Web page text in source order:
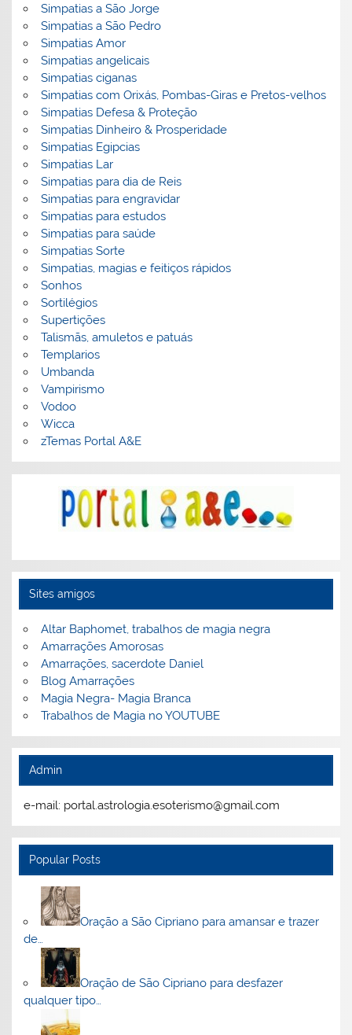
Simpatias a São Jorge
Simpatias a São Pedro
Simpatias Amor
Simpatias angelicais
Simpatias ciganas
Simpatias com Orixás, Pombas-Giras e Pretos-velhos
Simpatias Defesa & Proteção
Simpatias Dinheiro & Prosperidade
Simpatias Egipcias
Simpatias Lar
Simpatias para dia de Reis
Simpatias para engravidar
Simpatias para estudos
Simpatias para saúde
Simpatias Sorte
Simpatias, magias e feitiços rápidos
Sonhos
Sortilégios
Supertições
Talismãs, amuletos e patuás
Templarios
Umbanda
Vampirismo
Vodoo
Wicca
zTemas Portal A&E
Sites amigos
Altar Baphomet, trabalhos de magia negra
Amarrações Amorosas
Amarrações, sacerdote Daniel
Blog Amarrações
Magia Negra- Magia Branca
Trabalhos de Magia no YOUTUBE
Admin
e-mail: portal.astrologia.esoterismo@gmail.com
Popular Posts
Oração a São Cipriano para amansar e trazer
de…
Oração de São Cipriano para desfazer
qualquer tipo…